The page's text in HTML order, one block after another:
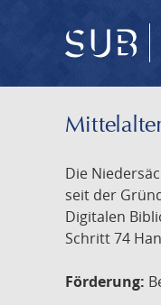
Die
seit der
Digitalen
Schritt 74
Förderung: